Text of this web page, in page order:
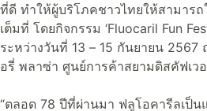
ที่ดี ทำให้ผู้บริโภคชาวไทยให้สามารถ
เต็มที่ โดยกิจกรรม ‘Fluocaril Fun
ระหว่างวันที่ 13 – 15 กันยายน 2567
อรี่ พลาซ่า ศูนย์การค้าสยามดิสคัฟเว
“ตลอด 78 ปีที่ผ่านมา ฟลูโอคารีลเป็